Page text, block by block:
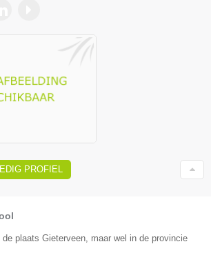
PROFIEL
de plaats Gieterveen, maar wel in de provincie